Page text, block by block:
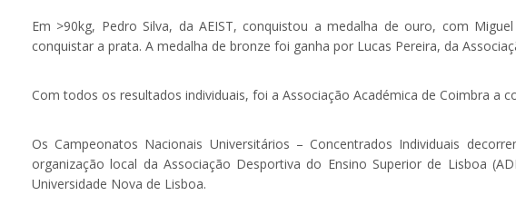
Em >90kg, Pedro Silva, da AEIST, conquistou a medalha de ouro, com
conquistar a prata. A medalha de bronze foi ganha por Lucas Pereira, da
Com todos os resultados individuais, foi a Associação Académica de Coimbra a
Os Campeonatos Nacionais Universitários – Concentrados Individuais
organização local da Associação Desportiva do Ensino Superior de Lisboa
Universidade Nova de Lisboa.